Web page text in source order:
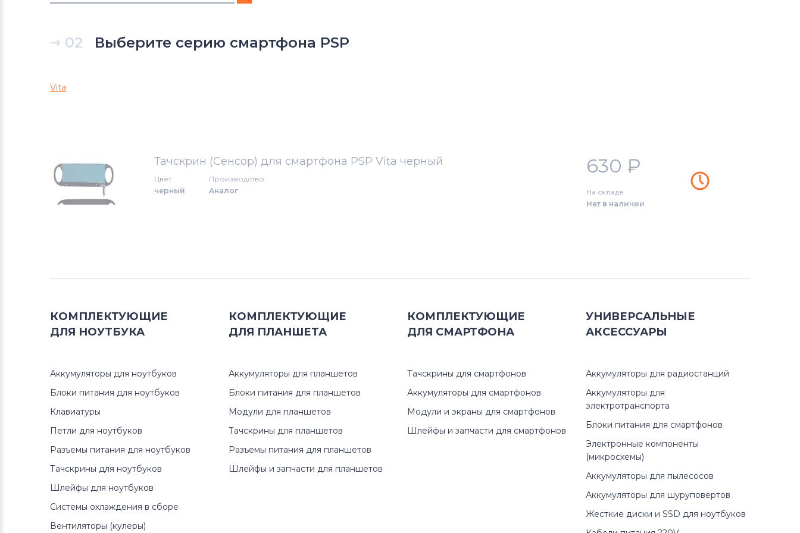
Тачскрины для смартфонов
Тачскрины для смартфонов
Тачскрины для смартфонов
Тачскрины для смартфонов
Тачскрины для смартфонов
Lenovo
Тачскрины для смартфонов
Highscreen
Тачскрины для смартфонов
Bravis
02 Выберите серию смартфона PSP
Vita
Тачскрин (Сенсор) для смартфона PSP Vita черный
Цвет
черный
Производство
Аналог
630 ₽
На складе
Нет в наличии
КОМПЛЕКТУЮЩИЕ
ДЛЯ НОУТБУКА
Аккумуляторы для ноутбуков
Блоки питания для ноутбуков
Клавиатуры
Петли для ноутбуков
Разъемы питания для ноутбуков
Тачскрины для ноутбуков
Шлейфы для ноутбуков
Системы охлаждения в сборе
Вентиляторы (кулеры)
КОМПЛЕКТУЮЩИЕ
ДЛЯ ПЛАНШЕТА
Аккумуляторы для планшетов
Блоки питания для планшетов
Модули для планшетов
Тачскрины для планшетов
Разъемы питания для планшетов
Шлейфы и запчасти для планшетов
КОМПЛЕКТУЮЩИЕ
ДЛЯ СМАРТФОНА
Тачскрины для смартфонов
Аккумуляторы для смартфонов
Модули и экраны для смартфонов
Шлейфы и запчасти для смартфонов
УНИВЕРСАЛЬНЫЕ
АКСЕССУАРЫ
Аккумуляторы для радиостанций
Аккумуляторы для
электротранспорта
Блоки питания для смартфонов
Электронные компоненты
(микросхемы)
Аккумуляторы для пылесосов
Аккумуляторы для шуруповертов
Жесткие диски и SSD для ноутбуков